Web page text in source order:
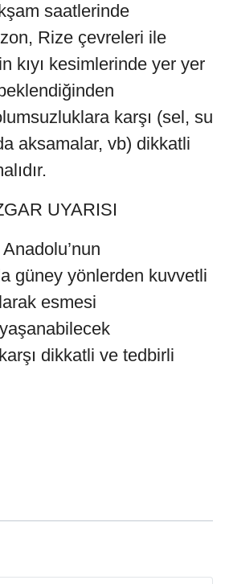
saatlerinde
Rize çevreleri ile
kıyı kesimlerinde yer yer
karşı (sel, su
aksamalar, vb) dikkatli
UYARISI
güney yönlerden kuvvetli
esmesi
dikkatli ve tedbirli